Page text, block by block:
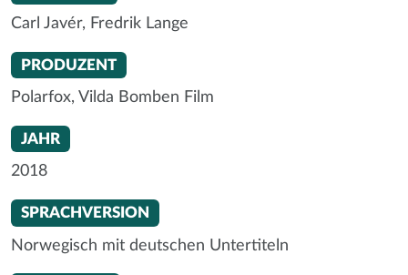
Carl Javér, Fredrik Lange
PRODUZENT
Polarfox, Vilda Bomben Film
JAHR
2018
SPRACHVERSION
Norwegisch mit deutschen Untertiteln